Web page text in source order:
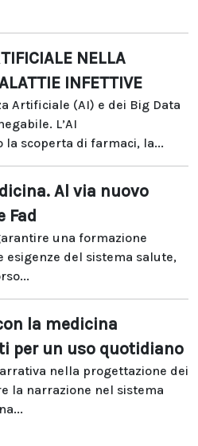
NELLA
INFETTIVE
Artificiale (AI) e dei Big Data
L’AI
scoperta di farmaci, la...
Al via nuovo
Fad
una formazione
esigenze del sistema salute,
la medicina
per un uso quotidiano
nella progettazione dei
la narrazione nel sistema